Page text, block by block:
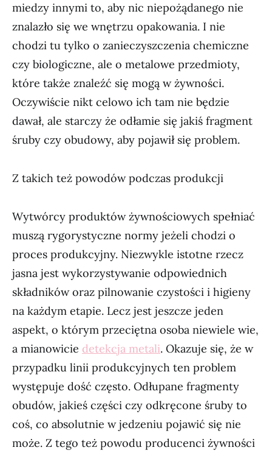
miedzy innymi to, aby nic niepożądanego nie
znalazło się we wnętrzu opakowania. I nie
chodzi tu tylko o zanieczyszczenia chemiczne
czy biologiczne, ale o metalowe przedmioty,
które także znaleźć się mogą w żywności.
Oczywiście nikt celowo ich tam nie będzie
dawał, ale starczy że odłamie się jakiś fragment
śruby czy obudowy, aby pojawił się problem.
Z takich też powodów podczas produkcji
Wytwórcy produktów żywnościowych spełniać
muszą rygorystyczne normy jeżeli chodzi o
proces produkcyjny. Niezwykle istotne rzecz
jasna jest wykorzystywanie odpowiednich
składników oraz pilnowanie czystości i higieny
na każdym etapie. Lecz jest jeszcze jeden
aspekt, o którym przeciętna osoba niewiele wie,
a mianowicie detekcja metali. Okazuje się, że w
przypadku linii produkcyjnych ten problem
występuje dość często. Odłupane fragmenty
obudów, jakieś części czy odkręcone śruby to
coś, co absolutnie w jedzeniu pojawić się nie
może. Z tego też powodu producenci żywności